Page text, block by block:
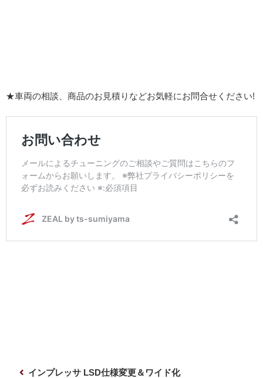
★車両の相談、商品のお見積りなどお気軽にお問合せください!
インプレッサ LSD仕様変更＆ワイド化